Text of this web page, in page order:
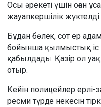
Осы әрекеті үшін оған
жауапкершілік жүктелді.
Бұдан бөлек, сот ер
бойынша қылмыстық іс
қабылдады. Қазір ол
отыр.
Кейін полицейлер
ресми түрде некесін